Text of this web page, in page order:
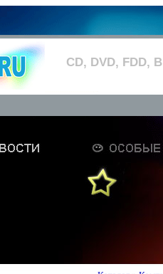
CD, DVD,